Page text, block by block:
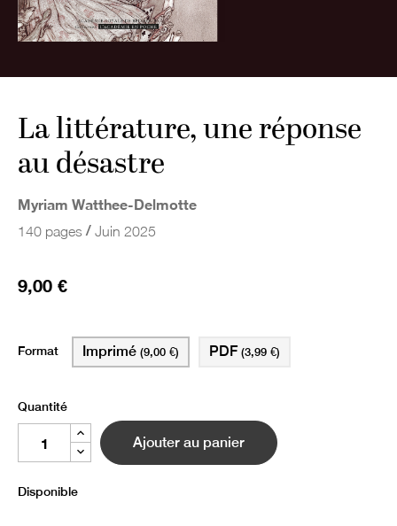
La littérature, une réponse
au désastre
Myriam Watthee-Delmotte
140 pages / Juin 2025
9,00 €
Format Imprimé (9,00 €) PDF (3,99 €)
Quantité
Ajouter au panier
Disponible